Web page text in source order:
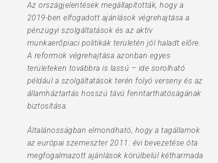
Az országjelentések megállapították, hogy a
2019-ben elfogadott ajánlások végrehajtása a
pénzügyi szolgáltatások és az aktív
munkaerőpiaci politikák területén jól haladt előre.
A reformok végrehajtása azonban egyes
területeken továbbra is lassú – ide sorolható
például a szolgáltatások terén folyó verseny és az
államháztartás hosszú távú fenntarthatóságának
biztosítása.
Általánosságban elmondható, hogy a tagállamok
az európai szemeszter 2011. évi bevezetése óta
megfogalmazott ajánlások körülbelül kétharmada